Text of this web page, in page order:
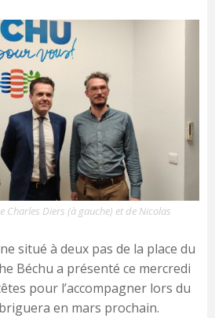
Charles Diers (à gauche) et de Nicolas
situé à deux pas de la place du
Béchu a présenté ce mercredi
pour l’accompagner lors du
en mars prochain.